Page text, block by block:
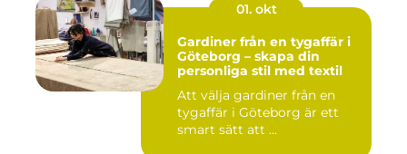
01. okt
Gardiner från en tygaffär i
Göteborg – skapa din
personliga stil med textil
Att välja gardiner från en
tygaffär i Göteborg är ett
smart sätt att ...